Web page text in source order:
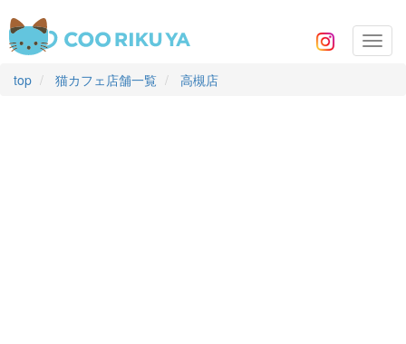
top
猫カフェ店舗一覧 高槻店